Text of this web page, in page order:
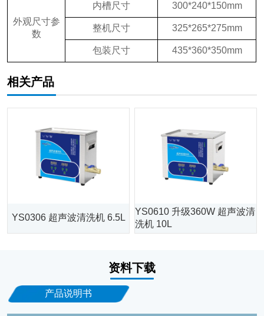
外观尺寸参
数
内槽尺寸 300*240*150mm
整机尺寸 325*265*275mm
包装尺寸 435*360*350mm
相关产品
YS0306 超声波清洗机 6.5L
YS0610 升级360W 超声波清
洗机 10L
资料下载
产品说明书